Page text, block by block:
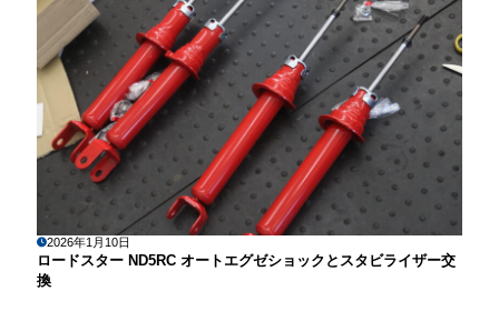
2026年1月10日
ロードスター ND5RC オートエグゼショックとスタビライザー交
換